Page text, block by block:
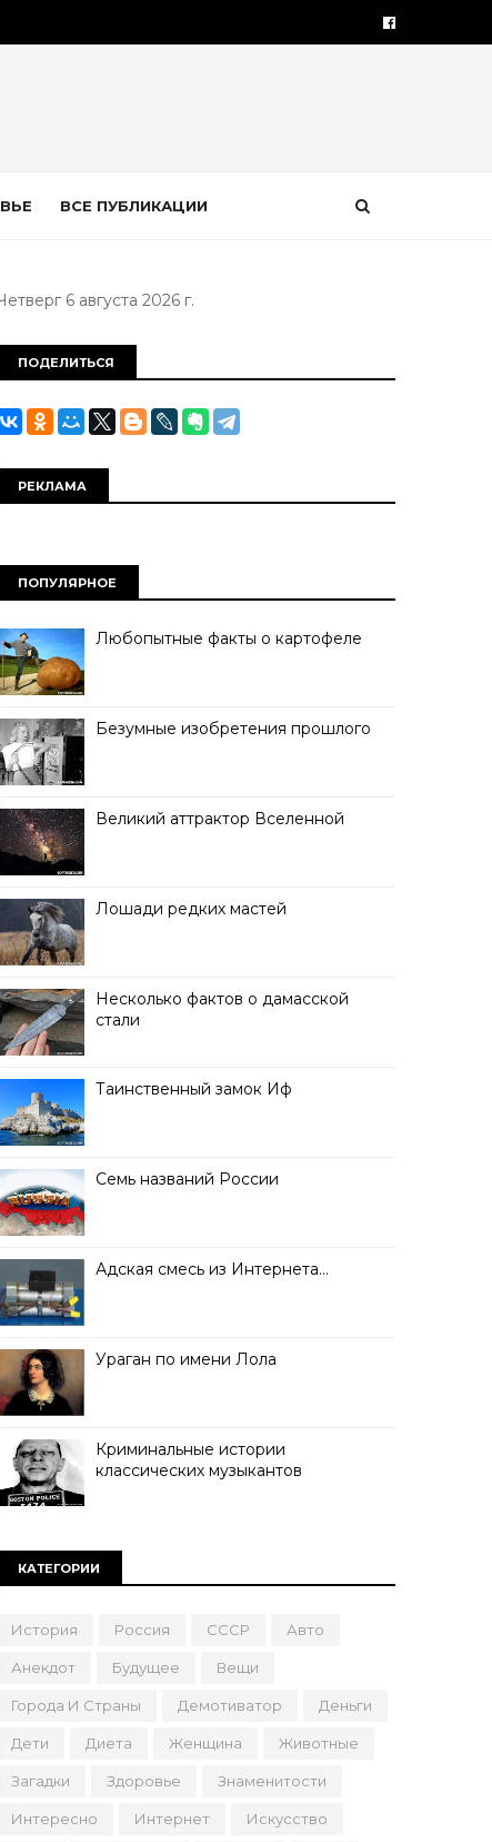
ВСЕ ПУБЛИКАЦИИ
6 августа 2026 г.
ПОДЕЛИТЬСЯ
РЕКЛАМА
ПОПУЛЯРНОЕ
Любопытные факты о картофеле
Безумные изобретения прошлого
Великий аттрактор Вселенной
Лошади редких мастей
Несколько фактов о дамасской
стали
Таинственный замок Иф
Семь названий России
Адская смесь из Интернета…
Ураган по имени Лола
Криминальные истории
классических музыкантов
КАТЕГОРИИ
История Россия СССР Авто
Анекдот Будущее Вещи
Города И Страны Демотиватор Деньги
Дети Диета Женщина Животные
Загадки Здоровье Знаменитости
Интересно Интернет Искусство